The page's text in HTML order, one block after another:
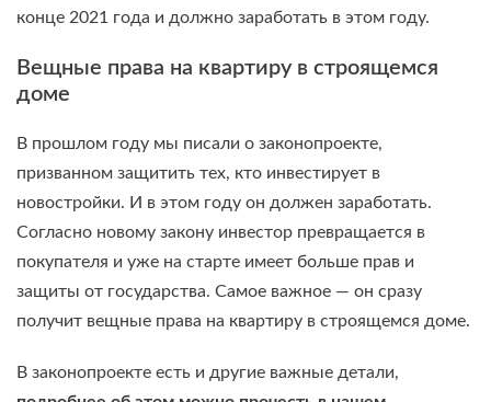
конце 2021 года и должно заработать в этом году.
Вещные права на квартиру в строящемся
доме
В прошлом году мы писали о законопроекте,
призванном защитить тех, кто инвестирует в
новостройки. И в этом году он должен заработать.
Согласно новому закону инвестор превращается в
покупателя и уже на старте имеет больше прав и
защиты от государства. Самое важное — он сразу
получит вещные права на квартиру в строящемся доме.
В законопроекте есть и другие важные детали,